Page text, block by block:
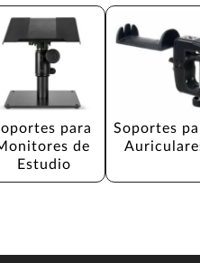
para
de
Estudio
Soportes